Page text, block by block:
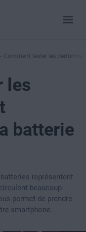
Comment tester les
les
batterie
représentent
beaucoup
permet de prendre
smartphone.